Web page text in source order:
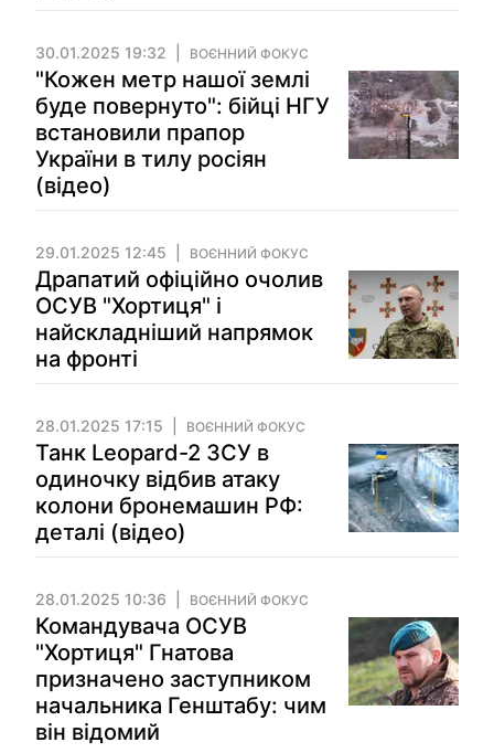
30.01.2025 19:32 ВОЄННИЙ ФОКУС
"Кожен метр нашої землі
буде повернуто": бійці НГУ
встановили прапор
України в тилу росіян
(відео)
29.01.2025 12:45 ВОЄННИЙ ФОКУС
Драпатий офіційно очолив
ОСУВ "Хортиця" і
найскладніший напрямок
на фронті
28.01.2025 17:15 ВОЄННИЙ ФОКУС
Танк Leopard-2 ЗСУ в
одиночку відбив атаку
колони бронемашин РФ:
деталі (відео)
28.01.2025 10:36 ВОЄННИЙ ФОКУС
Командувача ОСУВ
"Хортиця" Гнатова
призначено заступником
начальника Генштабу: чим
він відомий